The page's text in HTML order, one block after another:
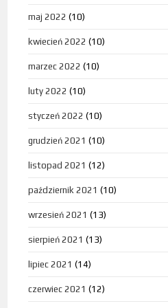
maj 2022 (10)
kwiecień 2022 (10)
marzec 2022 (10)
luty 2022 (10)
styczeń 2022 (10)
grudzień 2021 (10)
listopad 2021 (12)
październik 2021 (10)
wrzesień 2021 (13)
sierpień 2021 (13)
lipiec 2021 (14)
czerwiec 2021 (12)